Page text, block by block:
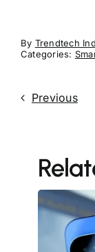
By Trendtech
Categories:
Previous